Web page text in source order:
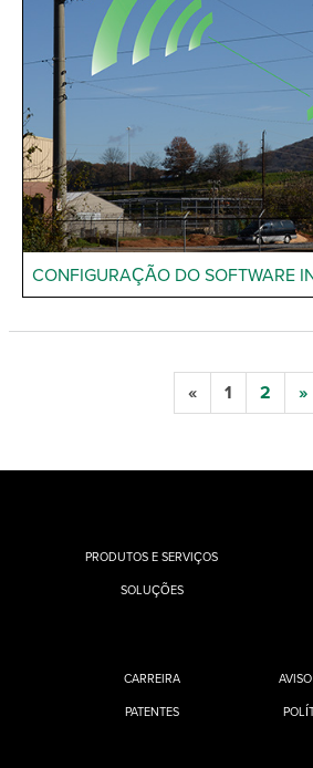
CONFIGURAÇÃO DO SOFTWARE
« 1 2 »
PRODUTOS E SERVIÇOS
SOLUÇÕES
CARREIRA
PATENTES